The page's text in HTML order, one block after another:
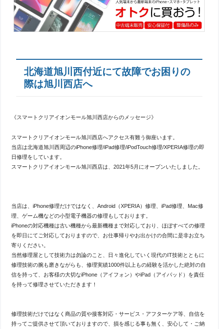
北海道旭川西付近にて故障でお困りの
際は旭川西店へ
《スマートクリアイオンモール旭川西店からのメッセージ》
スマートクリアイオンモール旭川西店へアクセス有難う御座います。
当店は北海道旭川西周辺のiPhone修理/iPad修理/iPodTouch修理/XPERIA修理の即
日修理をしています。
スマートクリアイオンモール旭川西店は、2021年5月にオープンいたしました。
当店は、iPhone修理だけではなく、Android（XPERIA）修理、iPad修理、Mac修
理、ゲーム機などの小型電子機器の修理もしております。
iPhoneの対応機種は古い機種から最新機種まで対応しており、ほぼすべての修理
を即日にてご対応しておりますので、お仕事帰りやお出かけの合間に是非お立ち
寄りください。
当然修理屋として技術力は勿論のこと、日々進化していく現代のIT技術とともに
修理技術の腕も磨きながらも、修理実績1000件以上もの経験を活かした絶対の自
信を持って、お客様の大切なiPhone（アイフォン）やiPad（アイパッド）を責任
を持って修理させていただきます！
修理技術だけではなく商品の質や接客対応・サービス・アフターケア等、自信を
持ってご提供させて頂いておりますので、損を感じる事も無く、安心して・ご納